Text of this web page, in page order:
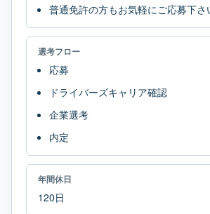
普通免許の方もお気軽にご応募下さ
選考フロー
応募
ドライバーズキャリア確認
企業選考
内定
年間休日
120日